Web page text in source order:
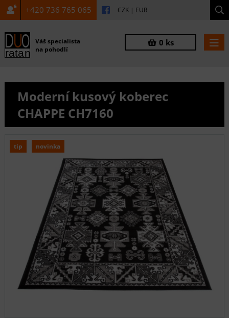
+420 736 765 065 CZK | EUR
Váš specialista
na pohodlí
0 ks
Moderní kusový koberec
CHAPPE CH7160
tip novinka